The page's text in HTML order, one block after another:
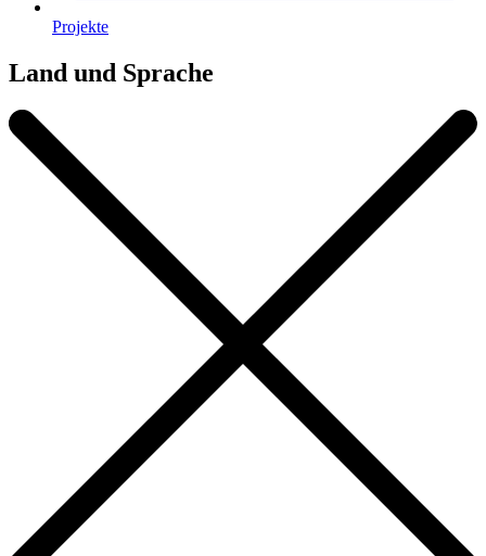
Projekte
Land und Sprache